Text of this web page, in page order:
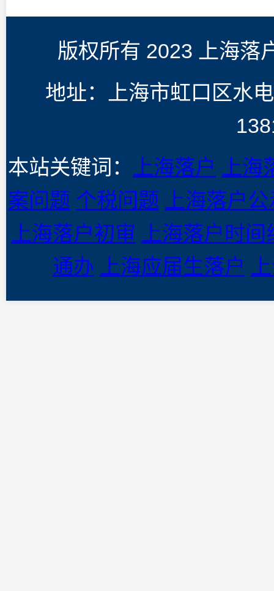
版权所有 2023 上海落
地址：上海市虹口区水
本站关键词：
上海落户
上
案问题 个税问题
上海落户
上海落户初审
上海落户时间
通办
上海应届生落户